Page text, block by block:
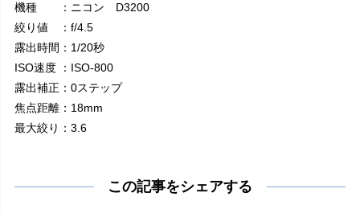
機種 ：ニコン D3200
絞り値 ：f/4.5
露出時間：1/20秒
ISO速度 ：ISO-800
露出補正：0ステップ
焦点距離：18mm
最大絞り：3.6
この記事をシェアする